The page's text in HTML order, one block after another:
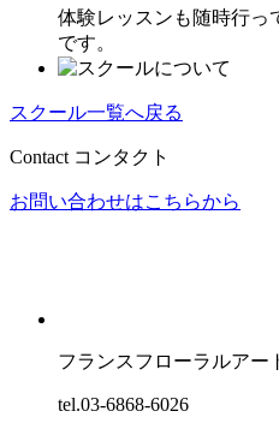
体験レッスンも随時行っ
です。
スクール一覧へ戻る
Contact コンタクト
お問い合わせはこちらから
フランスフローラルアー
tel.03-6868-6026